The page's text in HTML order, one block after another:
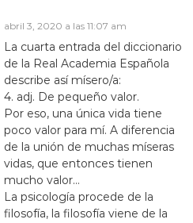
abril 3, 2020 a las 11:07 am
La cuarta entrada del diccionario
de la Real Academia Española
describe así mísero/a:
4. adj. De pequeño valor.
Por eso, una única vida tiene
poco valor para mí. A diferencia
de la unión de muchas míseras
vidas, que entonces tienen
mucho valor…
La psicología procede de la
filosofía, la filosofía viene de la